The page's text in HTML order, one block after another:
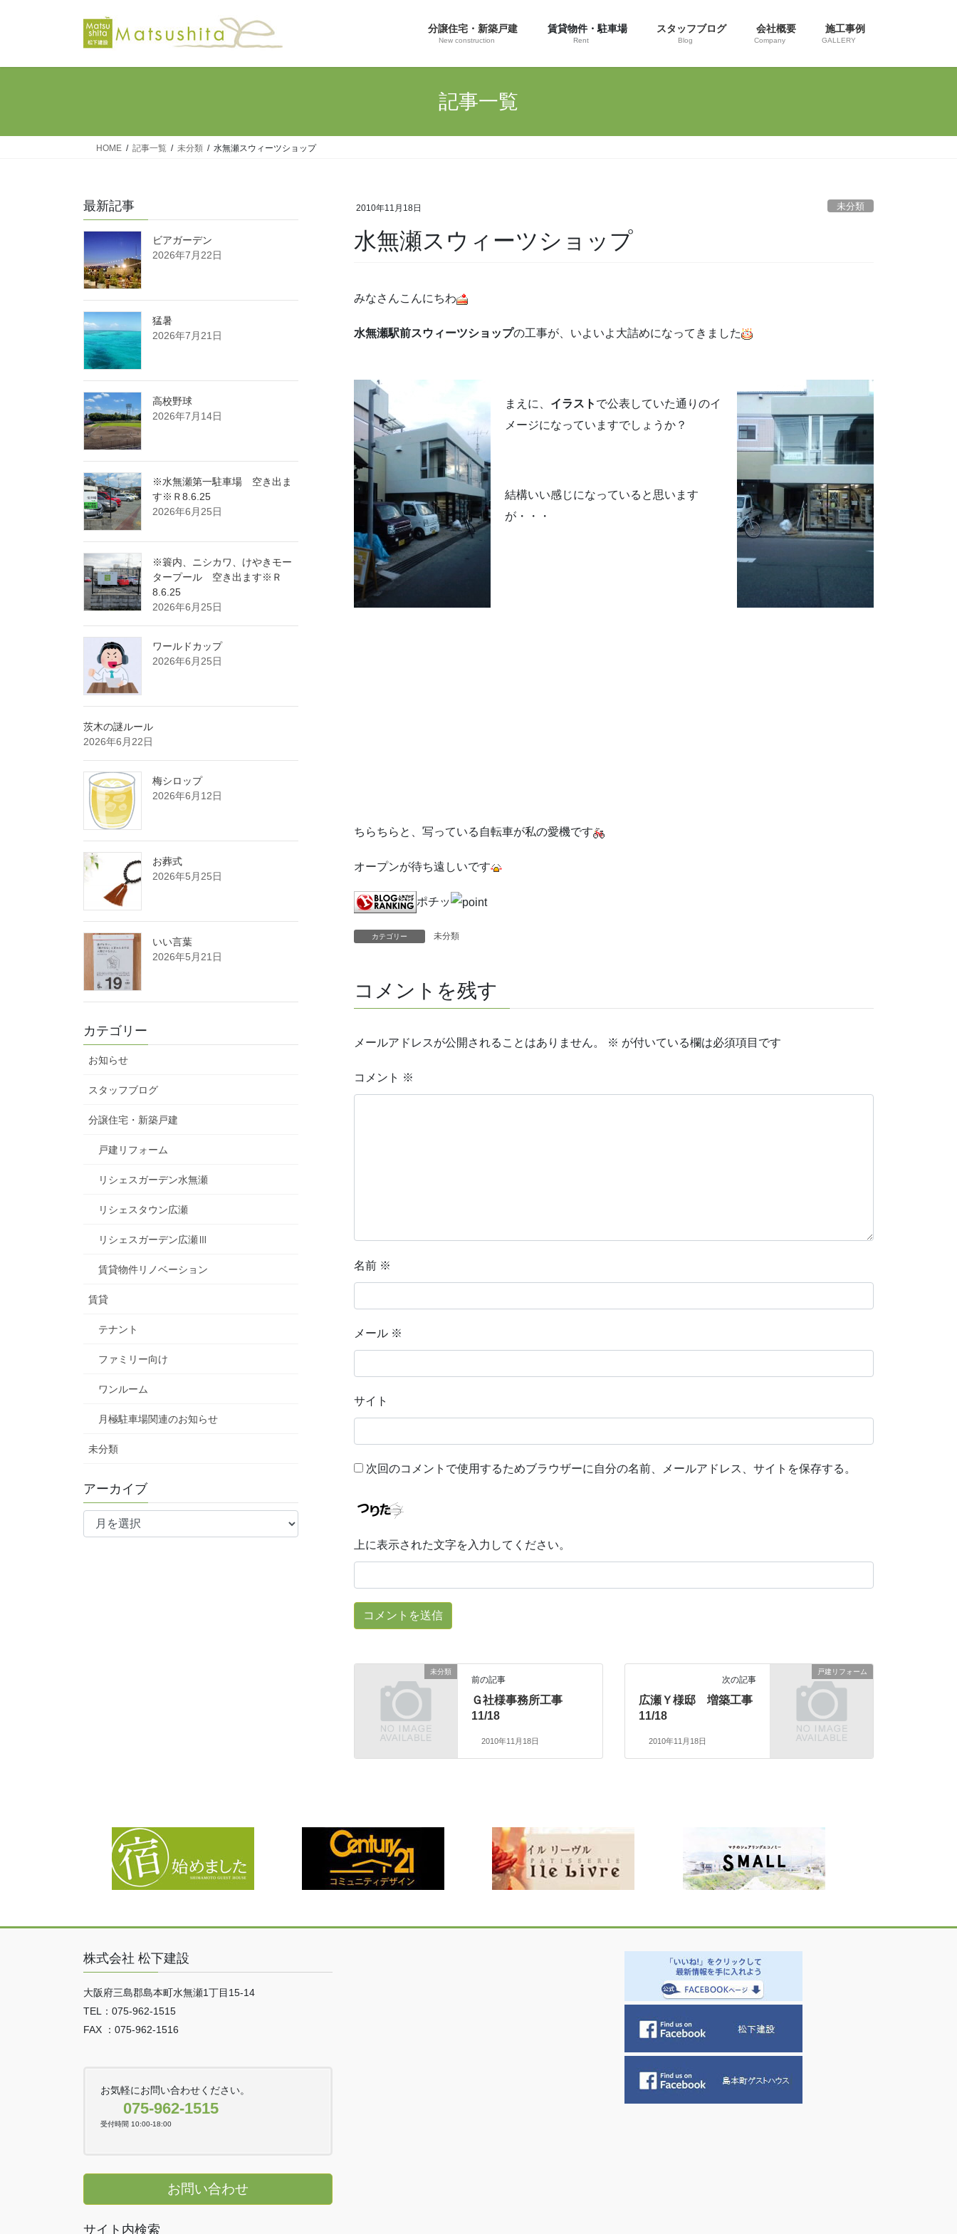
分譲住宅・新築戸建
New construction
賃貸物件・駐車場
Rent
スタッフブログ
Blog
会社概要
Company
施工事例
GALLERY
記事一覧
HOME 記事一覧 未分類 水無瀬スウィーツショップ
2010年11月18日 未分類
水無瀬スウィーツショップ
みなさんこんにちわ
水無瀬駅前スウィーツショップの工事が、いよいよ大詰めになってきました
まえに、 イラスト で公表していた通りのイ
メージになっていますでしょうか？
結構いい感じになっていると思います
が・・・
ちらちらと、写っている自転車が私の愛機です
オープンが待ち遠しいです
ポチッ
カテゴリー 未分類
コメントを残す
メールアドレスが公開されることはありません。 ※ が付いている欄は必須項目です
コメント ※
名前 ※
メール ※
サイト
次回のコメントで使用するためブラウザーに自分の名前、メールアドレス、サイトを保存する。
上に表示された文字を入力してください。
未分類
前の記事
Ｇ社様事務所工事
11/18
2010年11月18日
戸建リフォーム
次の記事
広瀬Ｙ様邸 増築工事
11/18
2010年11月18日
最新記事
ビアガーデン
2026年7月22日
猛暑
2026年7月21日
高校野球
2026年7月14日
※水無瀬第一駐車場 空き出ま
す※Ｒ8.6.25
2026年6月25日
※簑内、ニシカワ、けやきモー
タープール 空き出ます※Ｒ
8.6.25
2026年6月25日
ワールドカップ
2026年6月25日
茨木の謎ルール
2026年6月22日
梅シロップ
2026年6月12日
お葬式
2026年5月25日
いい言葉
2026年5月21日
カテゴリー
お知らせ
スタッフブログ
分譲住宅・新築戸建
戸建リフォーム
リシェスガーデン水無瀬
リシェスタウン広瀬
リシェスガーデン広瀬Ⅲ
賃貸物件リノベーション
賃貸
テナント
ファミリー向け
ワンルーム
月極駐車場関連のお知らせ
未分類
アーカイブ
ア
株式会社 松下建設
大阪府三島郡島本町水無瀬1丁目15-14
TEL：075-962-1515
FAX ：075-962-1516
お気軽にお問い合わせください。
075-962-1515
受付時間 10:00-18:00
お問い合わせ
サイト内検索